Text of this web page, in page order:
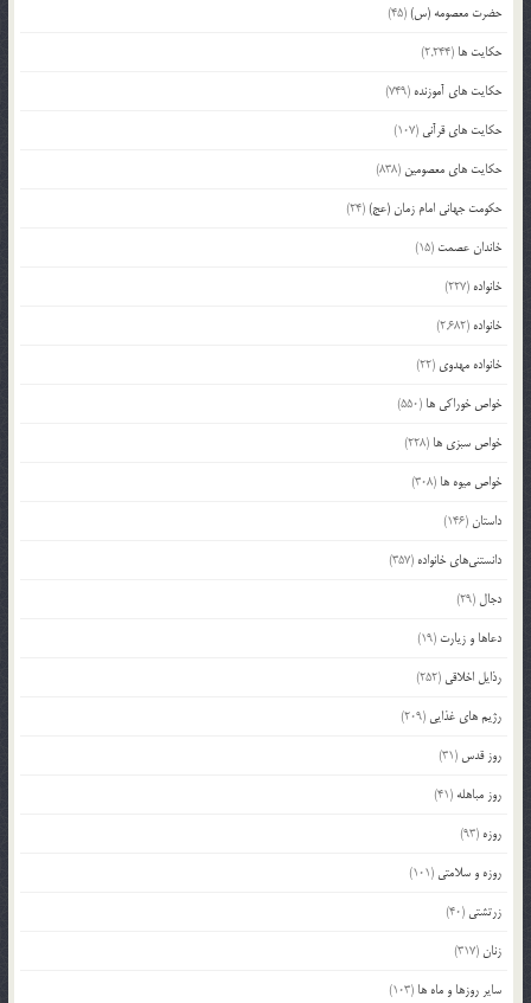
حضرت معصومه (س)(45)
حکایت ها (2,244)
حکایت های آموزنده (749)
حکایت های قرآنی (107)
حکایت های معصومین (838)
حکومت جهانی امام زمان (عج)(24)
خاندان عصمت (15)
خانواده (227)
خانواده (2,682)
خانواده مهدوی (22)
خواص خوراکی ها (550)
خواص سبزی ها (228)
خواص میوه ها (308)
داستان(146)
دانستنی‌های خانواده (357)
دجال (29)
دعاها و زیارت (19)
رذایل اخلاقی (252)
رژیم های غذایی (209)
روز قدس (31)
روز مباهله (41)
روزه (93)
روزه و سلامتی (101)
زرتشتی (40)
زنان(317)
سایر روزها و ماه ها (103)